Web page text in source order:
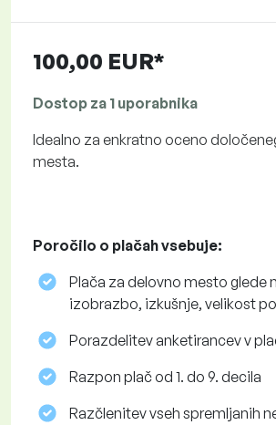
100,00 EUR*
Dostop za 1 uporabnika
Idealno za enkratno oceno
mesta.
Poročilo o plačah vsebuje:
Plača za delovno mesto glede
izobrazbo, izkušnje, velikost
Porazdelitev anketirancev v
Razpon plač od 1. do 9. decila
Razčlenitev vseh spremljanih